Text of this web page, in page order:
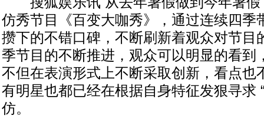
仿秀节目《百变大咖秀》，通过连续四季
攒下的不错口碑，不断刷新着观众对节目
季节目的不断推进，观众可以明显的看到
不但在表演形式上不断采取创新，看点也
有明星也都已经在根据自身特征发狠寻求
仿。